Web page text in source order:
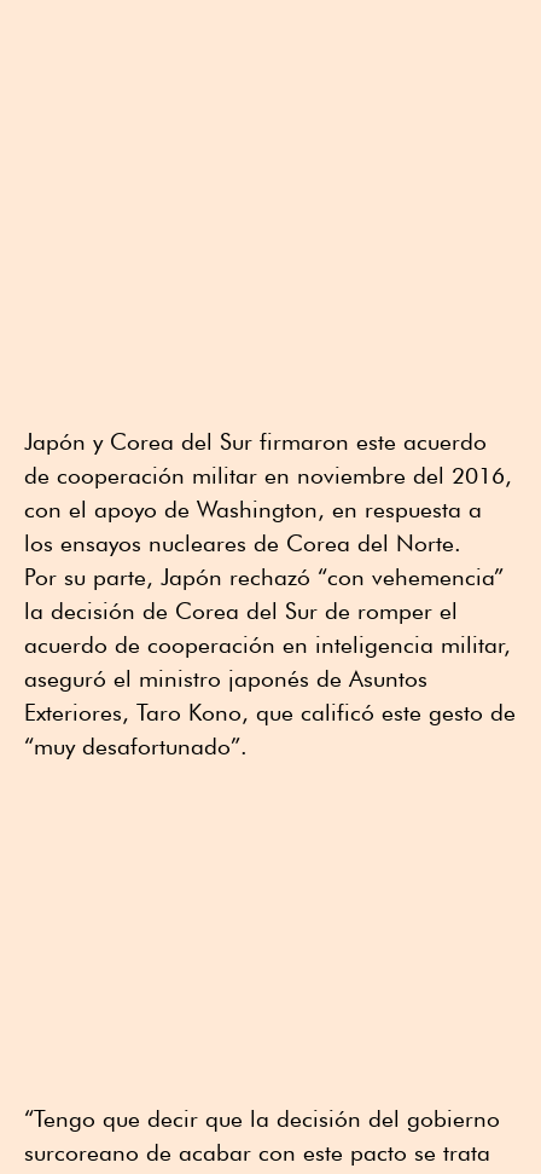
Japón y Corea del Sur firmaron este acuerdo
de cooperación militar en noviembre del 2016,
con el apoyo de Washington, en respuesta a
los ensayos nucleares de Corea del Norte.
Por su parte, Japón rechazó “con vehemencia”
la decisión de Corea del Sur de romper el
acuerdo de cooperación en inteligencia militar,
aseguró el ministro japonés de Asuntos
Exteriores, Taro Kono, que calificó este gesto de
“muy desafortunado”.
“Tengo que decir que la decisión del gobierno
surcoreano de acabar con este pacto se trata